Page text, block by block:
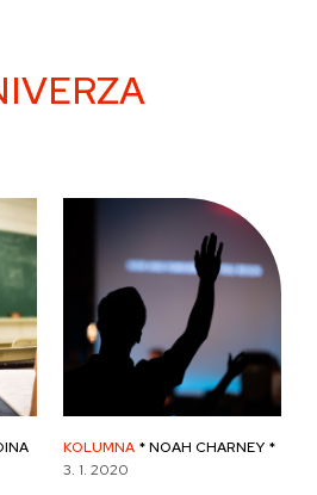
KOLUMNA * NOAH CHARNEY *
3. 1. 2020